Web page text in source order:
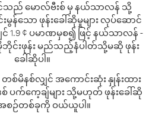
င်သည် မောလ်ဗီးစ် မှ နယ်သာလန် သို့
န်သော ဖုန်းခေါ်ဆိုမှုများ လုပ်ဆောင်
1.9 ¢ ပမာဏမှစ၍ ဖြင့် နယ်သာလန် -
ဘိုင်းဖုန်း မည်သည့်နံပါတ်သို့မဆို ဖုန်း
ခေါ်ဆိုပါ။
နစ်လျှင် အကောင်းဆုံး နှုန်းထား
စ် ပက်ကေ့ချ်များ သို့မဟုတ် ဖုန်းခေါ်ဆို
စဉ်တစ်ခုကို ဝယ်ယူပါ။